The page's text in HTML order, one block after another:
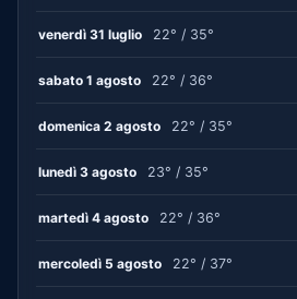
venerdì 31 luglio 22° / 35°
sabato 1 agosto 22° / 36°
domenica 2 agosto 22° / 35°
lunedì 3 agosto 23° / 35°
martedì 4 agosto 22° / 36°
mercoledì 5 agosto 22° / 37°